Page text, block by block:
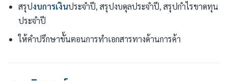
สรุปงบการเงินประจำปี, สรุปงบดุลประจำปี, สรุปกำไรขาดทุน
ประจำปี
ให้คำปรึกษาขั้นตอนการทำเอกสารทางด้านการค้า